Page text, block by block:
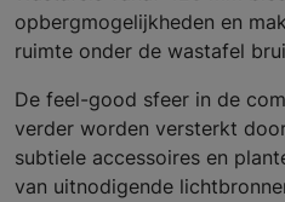
opbergmogelijkheden en
ruimte onder de wastafel
De feel-good sfeer in de
verder worden versterkt
subtiele accessoires en
van uitnodigende